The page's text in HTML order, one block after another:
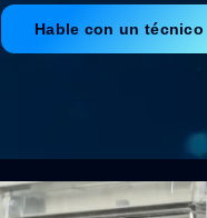
Hable con un técnico